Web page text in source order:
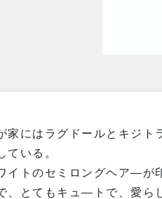
家にはラグドールとキジト
ている。
イトのセミロングヘア—が
、とてもキュ—トで、愛ら